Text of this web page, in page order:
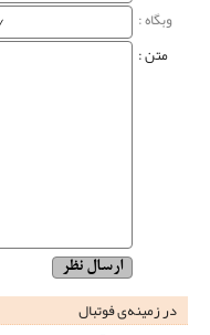
وبگاه‌ :
متن :
در زمینه‌ی فوتبال